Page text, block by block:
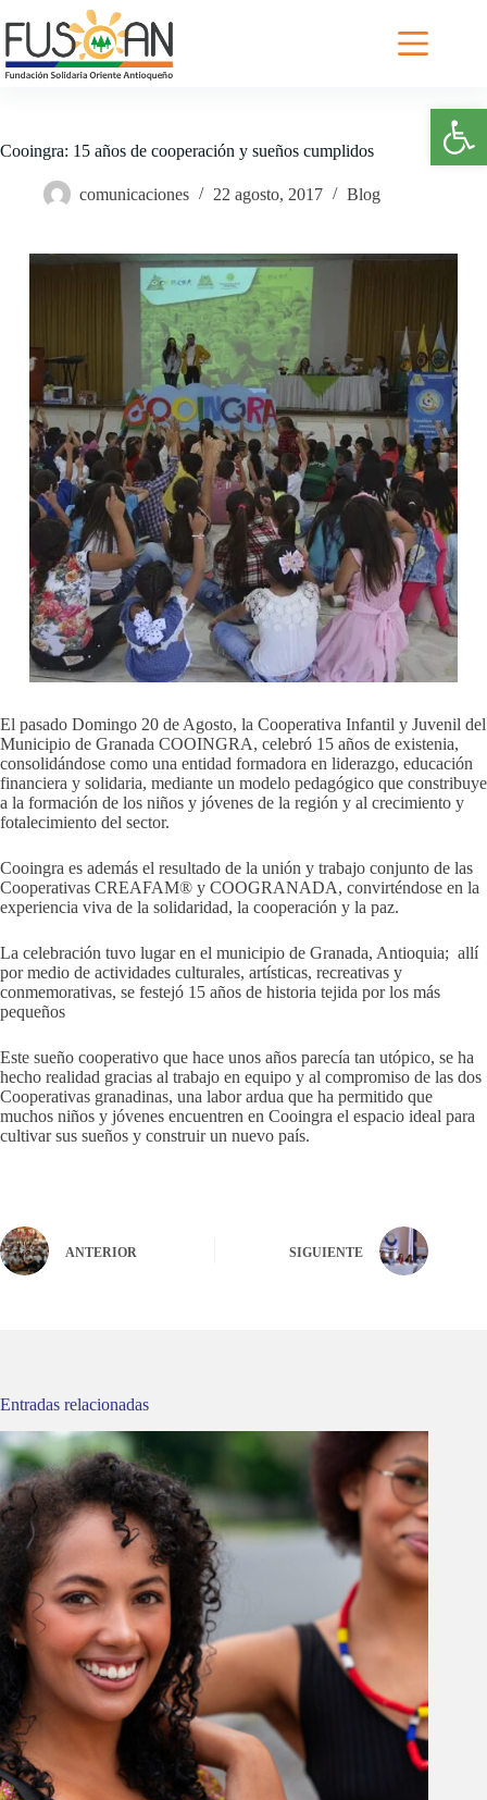
Abrir barra de herramientas
al
contenido
Cooingra: 15 años de cooperación y sueños cumplidos
comunicaciones 22 agosto, 2017 Blog
El pasado Domingo 20 de Agosto, la Cooperativa Infantil y Juvenil del
Municipio de Granada COOINGRA, celebró 15 años de existenia,
consolidándose como una entidad formadora en liderazgo, educación
financiera y solidaria, mediante un modelo pedagógico que constribuye
a la formación de los niños y jóvenes de la región y al crecimiento y
fotalecimiento del sector.
Cooingra es además el resultado de la unión y trabajo conjunto de las
Cooperativas CREAFAM® y COOGRANADA, convirténdose en la
experiencia viva de la solidaridad, la cooperación y la paz.
La celebración tuvo lugar en el municipio de Granada, Antioquia; allí
por medio de actividades culturales, artísticas, recreativas y
conmemorativas, se festejó 15 años de historia tejida por los más
pequeños
Este sueño cooperativo que hace unos años parecía tan utópico, se ha
hecho realidad gracias al trabajo en equipo y al compromiso de las dos
Cooperativas granadinas, una labor ardua que ha permitido que
muchos niños y jóvenes encuentren en Cooingra el espacio ideal para
cultivar sus sueños y construir un nuevo país.
ANTERIOR SIGUIENTE
Entradas relacionadas